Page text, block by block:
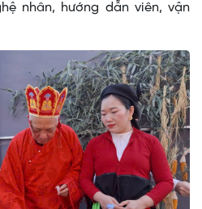
nhân, hướng dẫn viên, vận